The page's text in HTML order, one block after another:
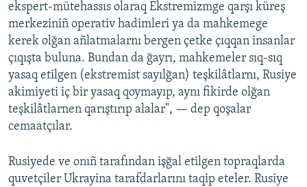
ekspert-mütehassıs olaraq Ekstremizmge qarşı küreş
merkeziniñ operativ hadimleri ya da mahkemege
kerek olğan añlatmalarnı bergen çetke çıqqan insanlar
çıqışta buluna. Bundan da ğayrı, mahkemeler sıq-sıq
yasaq etilgen (ekstremist sayılğan) teşkilâtlarnı, Rusiye
akimiyeti iç bir yasaq qoymayıp, aynı fikirde olğan
teşkilâtlarnen qarıştırıp alalar", — dep qoşalar
cemaatçılar.
Rusiyede ve onıñ tarafından işğal etilgen topraqlarda
quvetçiler Ukrayina tarafdarlarını taqip eteler. Rusiye